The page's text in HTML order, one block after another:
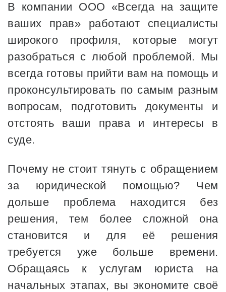
В компании ООО «Всегда на защите
ваших прав» работают специалисты
широкого профиля, которые могут
разобраться с любой проблемой. Мы
всегда готовы прийти вам на помощь и
проконсультировать по самым разным
вопросам, подготовить документы и
отстоять ваши права и интересы в
суде.
Почему не стоит тянуть с обращением
за юридической помощью? Чем
дольше проблема находится без
решения, тем более сложной она
становится и для её решения
требуется уже больше времени.
Обращаясь к услугам юриста на
начальных этапах, вы экономите своё